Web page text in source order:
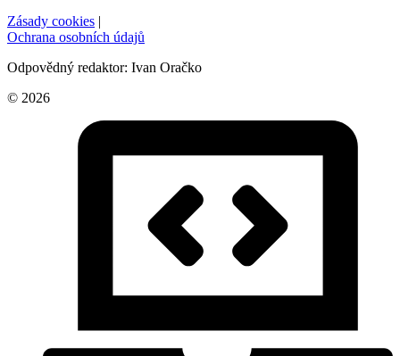
Zásady cookies |
Ochrana osobních údajů
Odpovědný redaktor: Ivan Oračko
© 2026